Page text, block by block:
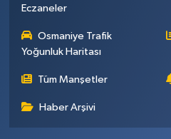
Eczaneler
Osmaniye Trafik
Yoğunluk Haritası
Tüm Manşetler
Haber Arşivi